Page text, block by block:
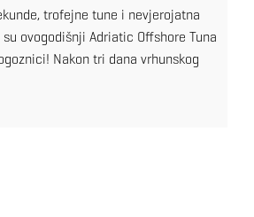
trofejne tune i nevjerojatna
ovogodišnji Adriatic Offshore Tuna
Nakon tri dana vrhunskog